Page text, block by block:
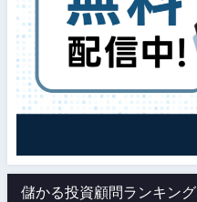
儲かる投資顧問ランキング